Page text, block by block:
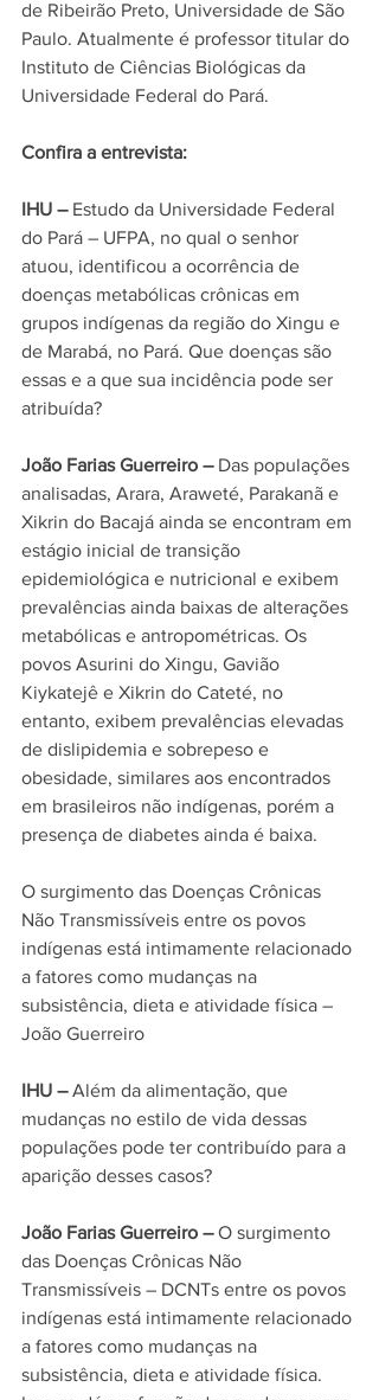
de Ribeirão Preto, Universidade de São
Paulo. Atualmente é professor titular do
Instituto de Ciências Biológicas da
Universidade Federal do Pará.
Confira a entrevista:
IHU – Estudo da Universidade Federal
do Pará – UFPA, no qual o senhor
atuou, identificou a ocorrência de
doenças metabólicas crônicas em
grupos indígenas da região do Xingu e
de Marabá, no Pará. Que doenças são
essas e a que sua incidência pode ser
atribuída?
João Farias Guerreiro – Das populações
analisadas, Arara, Araweté, Parakanã e
Xikrin do Bacajá ainda se encontram em
estágio inicial de transição
epidemiológica e nutricional e exibem
prevalências ainda baixas de alterações
metabólicas e antropométricas. Os
povos Asurini do Xingu, Gavião
Kiykatejê e Xikrin do Cateté, no
entanto, exibem prevalências elevadas
de dislipidemia e sobrepeso e
obesidade, similares aos encontrados
em brasileiros não indígenas, porém a
presença de diabetes ainda é baixa.
O surgimento das Doenças Crônicas
Não Transmissíveis entre os povos
indígenas está intimamente relacionado
a fatores como mudanças na
subsistência, dieta e atividade física –
João Guerreiro
IHU – Além da alimentação, que
mudanças no estilo de vida dessas
populações pode ter contribuído para a
aparição desses casos?
João Farias Guerreiro – O surgimento
das Doenças Crônicas Não
Transmissíveis – DCNTs entre os povos
indígenas está intimamente relacionado
a fatores como mudanças na
subsistência, dieta e atividade física.